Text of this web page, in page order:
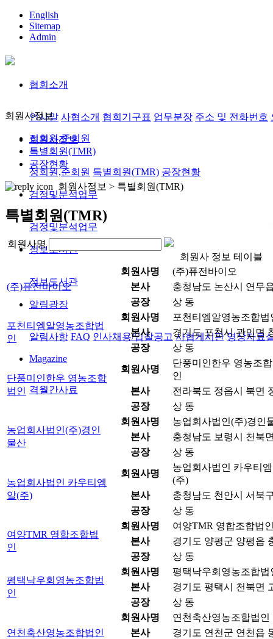
English
Sitemap
Admin
협회소개
인사말 사협소개 협회기구표 업무분장 주소 및 전화번호
회원사정보
정회원,준회원 특별회원(TMR) 공장현황
검정및분석업무
검정및분석업무
정보도서관
정보도서관
알림광장
알림사항 FAQ 인사채용/입찰공고 사협게시판 영상자료
Magazine
격월간사료
회원사정보
정회원,준회원
특별회원(TMR)
공장현황
회원사정보 > 특별회원(TMR)
특별회원(TMR)
회원사명
회원사 정보 테이블
(주)퓨전바이오
회원사명
(주)퓨전바이오
본사
충청남도 논산시 연무
공장
상 동
포천티엠알영농조합법
인
회원사명
포천티엠알영농조합법
본사
경기도 포천시 관인면
공장
상 동
단풍미인한우 영농조합
법인
회원사명
단풍미인한우 영농조
인
본사
전라북도 정읍시 북면
공장
상 동
농업회사법인(주)경인
물산
회원사명
농업회사법인(주)경인
본사
충청남도 보령시 천북
공장
상 동
농업회사법인 카우티엠
알(주)
회원사명
농업회사법인 카우티
(주)
본사
충청남도 천안시 서북
공장
상 동
여양TMR 영합조합법
인
회원사명
여양TMR 영합조합법
본사
경기도 양평군 양평읍
공장
상 동
평택낙우회영농조합법
인
회원사명
평택낙우회영농조합법
본사
경기도 평택시 천북면
공장
상 동
연천축산영농조합법인
회원사명
연천축산영농조합법인
본사
경기도 연천군 연천읍